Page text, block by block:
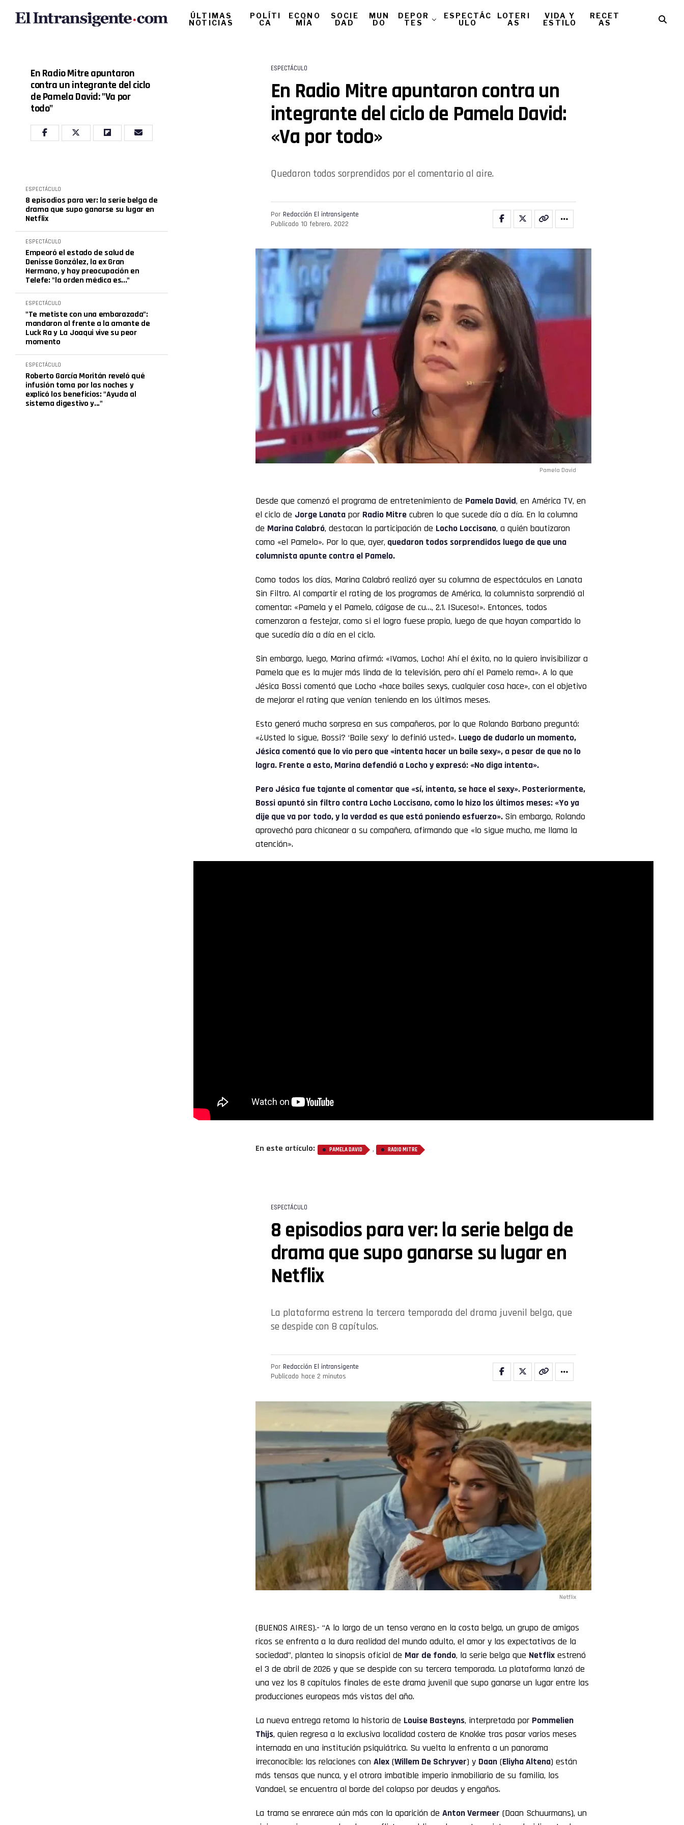
ÚLTIMAS
NOTICIAS
POLÍTI
CA
ECONO
MÍA
SOCIE
DAD
MUN
DO
DEPOR
TES
ESPECTÁC
ULO
LOTERI
AS
VIDA Y
ESTILO
RECET
AS
En Radio Mitre apuntaron
contra un integrante del ciclo
de Pamela David: "Va por
todo"
ESPECTÁCULO
8 episodios para ver: la serie belga de
drama que supo ganarse su lugar en
Netflix
ESPECTÁCULO
Empeoró el estado de salud de
Denisse González, la ex Gran
Hermano, y hay preocupación en
Telefe: "la orden médica es..."
ESPECTÁCULO
"Te metiste con una embarazada":
mandaron al frente a la amante de
Luck Ra y La Joaqui vive su peor
momento
ESPECTÁCULO
Roberto García Moritán reveló qué
infusión toma por las noches y
explicó los beneficios: "Ayuda al
sistema digestivo y..."
ESPECTÁCULO
En Radio Mitre apuntaron contra un
integrante del ciclo de Pamela David:
«Va por todo»
Quedaron todos sorprendidos por el comentario al aire.
Por Redacción El intransigente
Publicado 10 febrero, 2022
Pamela David
Desde que comenzó el programa de entretenimiento de Pamela David, en América TV, en
el ciclo de Jorge Lanata por Radio Mitre cubren lo que sucede día a día. En la columna
de Marina Calabró, destacan la participación de Locho Loccisano, a quién bautizaron
como «el Pamelo». Por lo que, ayer, quedaron todos sorprendidos luego de que una
columnista apunte contra el Pamelo.
Como todos los días, Marina Calabró realizó ayer su columna de espectáculos en Lanata
Sin Filtro. Al compartir el rating de los programas de América, la columnista sorprendió al
comentar: «Pamela y el Pamelo, cáigase de cu…, 2.1. ¡Suceso!». Entonces, todos
comenzaron a festejar, como si el logro fuese propio, luego de que hayan compartido lo
que sucedía día a día en el ciclo.
Sin embargo, luego, Marina afirmó: «¡Vamos, Locho! Ahí el éxito, no la quiero invisibilizar a
Pamela que es la mujer más linda de la televisión, pero ahí el Pamelo rema». A lo que
Jésica Bossi comentó que Locho «hace bailes sexys, cualquier cosa hace», con el objetivo
de mejorar el rating que venían teniendo en los últimos meses.
Esto generó mucha sorpresa en sus compañeros, por lo que Rolando Barbano preguntó:
«¿Usted lo sigue, Bossi? ‘Baile sexy’ lo definió usted». Luego de dudarlo un momento,
Jésica comentó que lo vio pero que «intenta hacer un baile sexy», a pesar de que no lo
logra. Frente a esto, Marina defendió a Locho y expresó: «No diga intenta».
Pero Jésica fue tajante al comentar que «sí, intenta, se hace el sexy». Posteriormente,
Bossi apuntó sin filtro contra Locho Loccisano, como lo hizo los últimos meses: «Yo ya
dije que va por todo, y la verdad es que está poniendo esfuerzo». Sin embargo, Rolando
aprovechó para chicanear a su compañera, afirmando que «lo sigue mucho, me llama la
atención».
En este artículo: PAMELA DAVID , RADIO MITRE
ESPECTÁCULO
8 episodios para ver: la serie belga de
drama que supo ganarse su lugar en
Netflix
La plataforma estrena la tercera temporada del drama juvenil belga, que
se despide con 8 capítulos.
Por Redacción El intransigente
Publicado hace 2 minutos
Netflix
(BUENOS AIRES).- “A lo largo de un tenso verano en la costa belga, un grupo de amigos
ricos se enfrenta a la dura realidad del mundo adulto, el amor y las expectativas de la
sociedad”, plantea la sinopsis oficial de Mar de fondo, la serie belga que Netflix estrenó
el 3 de abril de 2026 y que se despide con su tercera temporada. La plataforma lanzó de
una vez los 8 capítulos finales de este drama juvenil que supo ganarse un lugar entre las
producciones europeas más vistas del año.
La nueva entrega retoma la historia de Louise Basteyns, interpretada por Pommelien
Thijs, quien regresa a la exclusiva localidad costera de Knokke tras pasar varios meses
internada en una institución psiquiátrica. Su vuelta la enfrenta a un panorama
irreconocible: las relaciones con Alex (Willem De Schryver) y Daan (Eliyha Altena) están
más tensas que nunca, y el otrora imbatible imperio inmobiliario de su familia, los
Vandael, se encuentra al borde del colapso por deudas y engaños.
La trama se enrarece aún más con la aparición de Anton Vermeer (Daan Schuurmans), un